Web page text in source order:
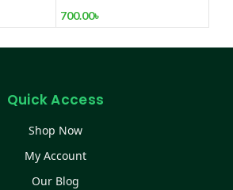
Foamer.
700.00৳
Quick Access
Shop Now
My Account
Our Blog